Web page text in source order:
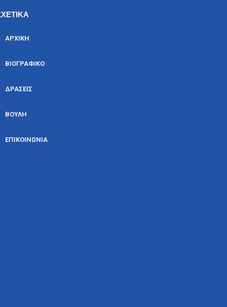
ΑΡΧΙΚΗ
ΒΙΟΓΡΑΦΙΚΟ
ΔΡΑΣΕΙΣ
ΒΟΥΛΗ
ΕΠΙΚΟΙΝΩΝΙΑ